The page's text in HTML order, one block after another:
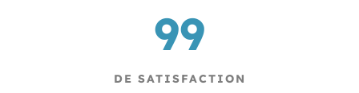
99
DE SATISFACTION